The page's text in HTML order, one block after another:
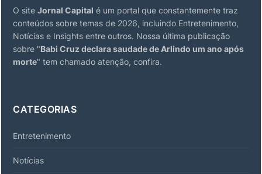
O site Jornal Capital é um portal que constantemente traz
conteúdos sobre temas de 2026, incluindo Entretenimento,
Notícias e Insights entre outros. Nossa última publicação
sobre "Babi Cruz declara saudade de Arlindo um ano após
morte" tem chamado atenção, confira.
CATEGORIAS
Entretenimento
Notícias